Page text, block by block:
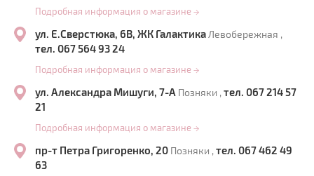
Подробная информация о магазине →
ул. Е.Сверстюка, 6В, ЖК ГалактикаЛевобережная ,
тел. 067 564 93 24
Подробная информация о магазине →
ул. Александра Мишуги, 7-А Позняки , тел. 067 214 57
21
Подробная информация о магазине →
пр-т Петра Григоренко, 20 Позняки , тел. 067 462 49
63